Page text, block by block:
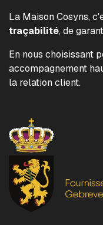
La Maison Cosyns,
traçabilité, de
En nous choisissant
accompagnement
la relation client.